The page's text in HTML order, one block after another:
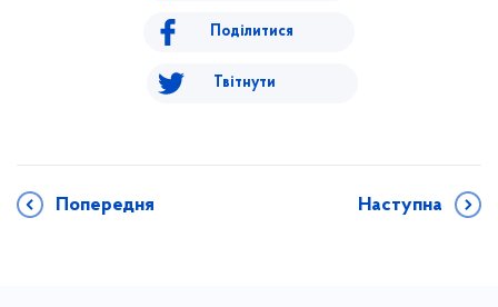
Поділитися
Твітнути
Попередня Наступна